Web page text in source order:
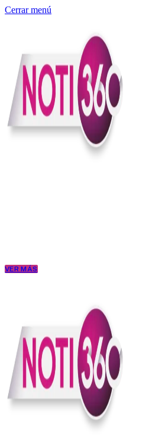
Cerrar menú
VER MÁS